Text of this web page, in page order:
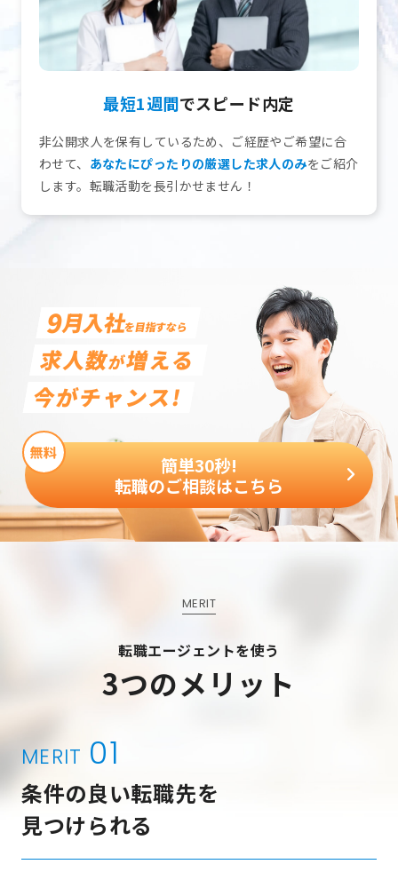
最短1週間でスピード内定
⾮公開求⼈を保有しているため、ご経歴やご希望に合
わせて、 あなたにぴったりの厳選した求人のみをご紹介
します。転職活動を長引かせません！
9月入社を目指すなら
求人数が増える
今がチャンス!
簡単30秒!
転職のご相談はこちら
MERIT
転職エージェントを使う
3つのメリット
MERIT 01
条件の良い転職先を
見つけられる